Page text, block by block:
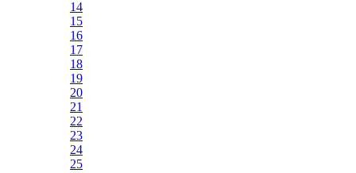
14
15
16
17
18
19
20
21
22
23
24
25